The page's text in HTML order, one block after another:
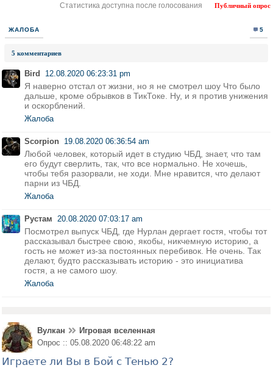
Статистика доступна после голосования Публичный опрос
ЖАЛОБА 5
5 комментариев
Bird 12.08.2020 06:23:31 pm
Я наверно отстал от жизни, но я не смотрел шоу Что было
дальше, кроме обрывков в ТикТоке. Ну, и я против унижения
и оскорблений.
Жалоба
Scorpion 19.08.2020 06:36:54 am
Любой человек, который идет в студию ЧБД, знает, что там
его будут сверлить, так, что все нормально. Не хочешь,
чтобы тебя разорвали, не ходи. Мне нравится, что делают
парни из ЧБД.
Жалоба
Рустам 20.08.2020 07:03:17 am
Посмотрел выпуск ЧБД, где Нурлан дергает гостя, чтобы тот
рассказывал быстрее свою, якобы, никчемную историю, а
гость не может из-за постоянных перебивок. Не очень. Так
делают, будто рассказывать историю - это инициатива
гостя, а не самого шоу.
Жалоба
Вулкан
Игровая вселенная
Опрос :: 05.08.2020 06:48:22 am
Играете ли Вы в Бой с Тенью 2?